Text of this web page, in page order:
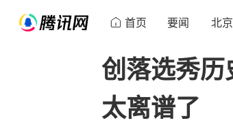
首页 要闻 北京
创落选秀历
太离谱了